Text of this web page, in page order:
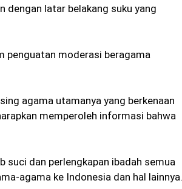
dengan latar belakang suku yang
penguatan moderasi beragama
agama utamanya yang berkenaan
memperoleh informasi bahwa
dan perlengkapan ibadah semua
agama ke Indonesia dan hal lainnya.